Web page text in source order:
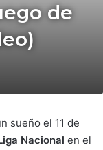
de
sueño el 11 de
Nacional en el